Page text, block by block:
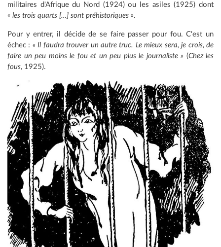
militaires d'Afrique du Nord (1924) ou les asiles (1925) dont
« les trois quarts […] sont préhistoriques ».
Pour y entrer, il décide de se faire passer pour fou. C'est un
échec : « Il faudra trouver un autre truc. Le mieux sera, je crois, de
faire un peu moins le fou et un peu plus le journaliste » (Chez les
fous, 1925).